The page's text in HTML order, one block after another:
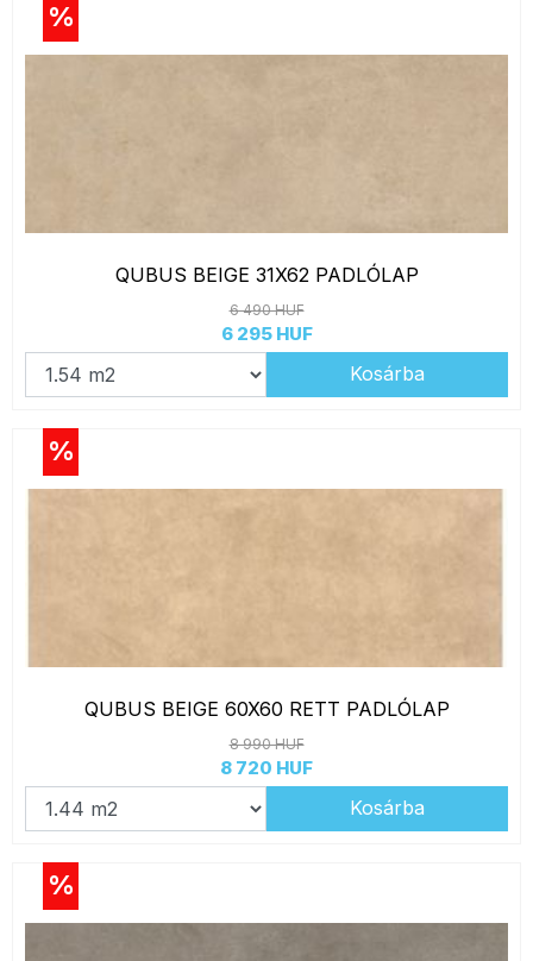
%
QUBUS BEIGE 31X62 PADLÓLAP
6 490 HUF
6 295 HUF
Kosárba
%
QUBUS BEIGE 60X60 RETT PADLÓLAP
8 990 HUF
8 720 HUF
Kosárba
%